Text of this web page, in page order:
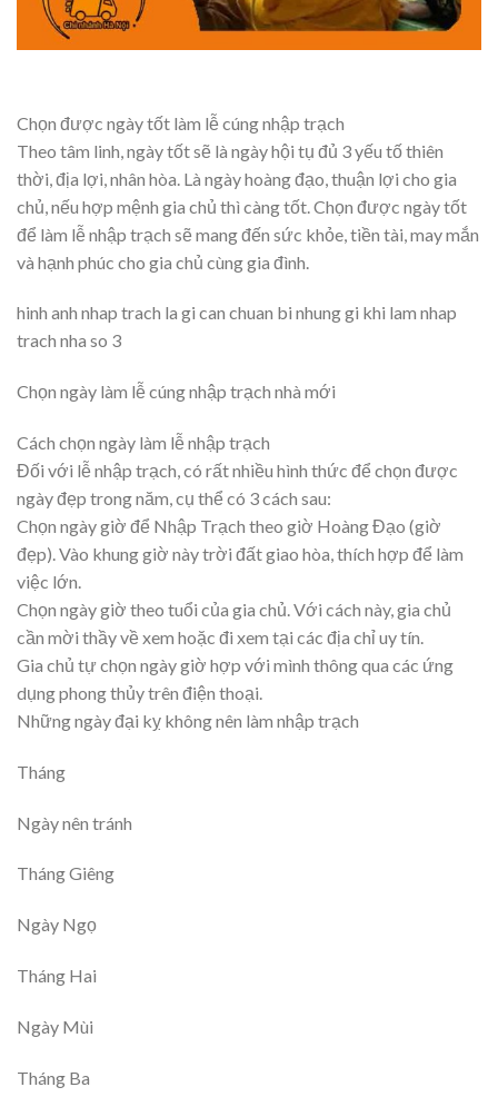
Chọn được ngày tốt làm lễ cúng nhập trạch
Theo tâm linh, ngày tốt sẽ là ngày hội tụ đủ 3 yếu tố thiên
thời, địa lợi, nhân hòa. Là ngày hoàng đạo, thuận lợi cho gia
chủ, nếu hợp mệnh gia chủ thì càng tốt. Chọn được ngày tốt
để làm lễ nhập trạch sẽ mang đến sức khỏe, tiền tài, may mắn
và hạnh phúc cho gia chủ cùng gia đình.
hinh anh nhap trach la gi can chuan bi nhung gi khi lam nhap
trach nha so 3
Chọn ngày làm lễ cúng nhập trạch nhà mới
Cách chọn ngày làm lễ nhập trạch
Đối với lễ nhập trạch, có rất nhiều hình thức để chọn được
ngày đẹp trong năm, cụ thể có 3 cách sau:
Chọn ngày giờ để Nhập Trạch theo giờ Hoàng Đạo (giờ
đẹp). Vào khung giờ này trời đất giao hòa, thích hợp để làm
việc lớn.
Chọn ngày giờ theo tuổi của gia chủ. Với cách này, gia chủ
cần mời thầy về xem hoặc đi xem tại các địa chỉ uy tín.
Gia chủ tự chọn ngày giờ hợp với mình thông qua các ứng
dụng phong thủy trên điện thoại.
Những ngày đại kỵ không nên làm nhập trạch
Tháng
Ngày nên tránh
Tháng Giêng
Ngày Ngọ
Tháng Hai
Ngày Mùi
Tháng Ba